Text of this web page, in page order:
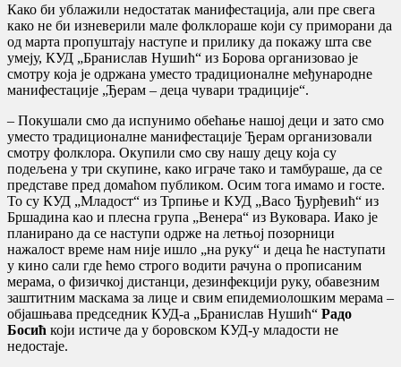
Како би ублажили недостатак манифестација, али пре свега
како не би изневерили мале фолклораше који су приморани да
од марта пропуштају наступе и прилику да покажу шта све
умеју, КУД „Бранислав Нушић“ из Борова организовао је
смотру која је одржана уместо традиционалне међународне
манифестације „Ђерам – деца чувари традиције“.
– Покушали смо да испунимо обећање нашој деци и зато смо
уместо традиционалне манифестације Ђерам организовали
смотру фолклора. Окупили смо сву нашу децу која су
подељена у три скупине, како играче тако и тамбураше, да се
представе пред домаћом публиком. Осим тога имамо и госте.
То су КУД „Младост“ из Трпиње и КУД „Васо Ђурђевић“ из
Бршадина као и плесна група „Венера“ из Вуковара. Иако је
планирано да се наступи одрже на летњој позорници
нажалост време нам није ишло „на руку“ и деца ће наступати
у кино сали где ћемо строго водити рачуна о прописаним
мерама, о физичкој дистанци, дезинфекцији руку, обавезним
заштитним маскама за лице и свим епидемиолошким мерама –
објашњава председник КУД-а „Бранислав Нушић“ Радо
Босић који истиче да у боровском КУД-у младости не
недостаје.